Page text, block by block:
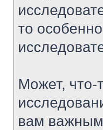
то
Может, что-
вам